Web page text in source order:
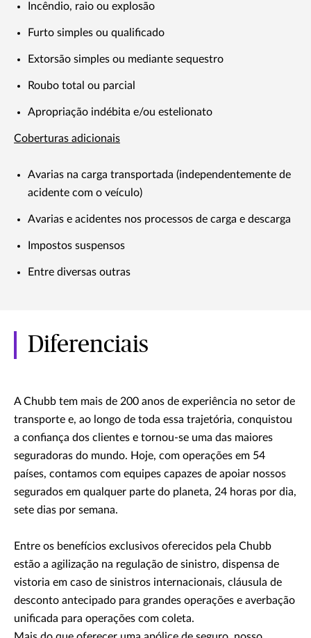
Incêndio, raio ou explosão
Furto simples ou qualificado
Extorsão simples ou mediante sequestro
Roubo total ou parcial
Apropriação indébita e/ou estelionato
Coberturas adicionais
Avarias na carga transportada (independentemente de
acidente com o veículo)
Avarias e acidentes nos processos de carga e descarga
Impostos suspensos
Entre diversas outras
Diferenciais
A Chubb tem mais de 200 anos de experiência no setor de
transporte e, ao longo de toda essa trajetória, conquistou
a confiança dos clientes e tornou-se uma das maiores
seguradoras do mundo. Hoje, com operações em 54
países, contamos com equipes capazes de apoiar nossos
segurados em qualquer parte do planeta, 24 horas por dia,
sete dias por semana.
Entre os benefícios exclusivos oferecidos pela Chubb
estão a agilização na regulação de sinistro, dispensa de
vistoria em caso de sinistros internacionais, cláusula de
desconto antecipado para grandes operações e averbação
unificada para operações com coleta.